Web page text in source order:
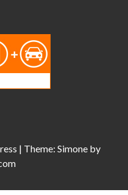
| Theme: Simoneby